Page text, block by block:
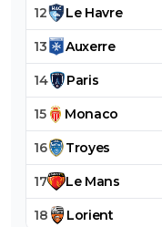
12 Le Havre
13 Auxerre
14 Paris
15 Monaco
16 Troyes
17 Le Mans
18 Lorient